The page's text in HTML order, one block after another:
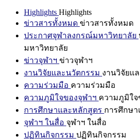
Highlights Highlights
ข่าวสารทั้งหมด ข่าวสารทั้งหมด
ประกาศจุฬาลงกรณ์มหาวิทยาลัย
มหาวิทยาลัย
ข่าวจุฬาฯ ข่าวจุฬาฯ
งานวิจัยและนวัตกรรม งานวิจัยแ
ความร่วมมือ ความร่วมมือ
ความภูมิใจของจุฬาฯ ความภูมิใจ
การศึกษาและหลักสูตร การศึกษ
จุฬาฯ ในสื่อ จุฬาฯ ในสื่อ
ปฏิทินกิจกรรม ปฏิทินกิจกรรม